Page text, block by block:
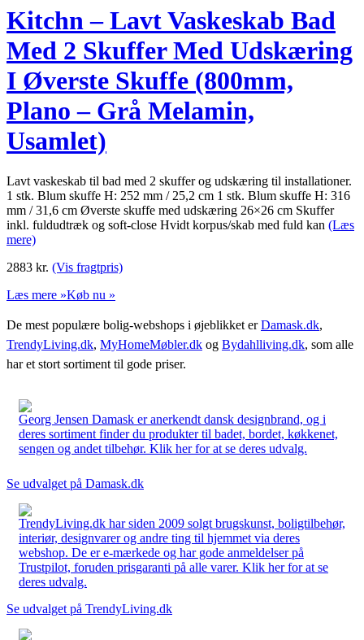
Kitchn – Lavt Vaskeskab Bad
Med 2 Skuffer Med Udskæring
I Øverste Skuffe (800mm,
Plano – Grå Melamin,
Usamlet)
Lavt vaskeskab til bad med 2 skuffer og udskæring til installationer.
1 stk. Blum skuffe H: 252 mm / 25,2 cm 1 stk. Blum skuffe H: 316
mm / 31,6 cm Øverste skuffe med udskæring 26×26 cm Skuffer
inkl. fuldudtræk og soft-close Hvidt korpus/skab med fuld kan (Læs
mere)
2883 kr. (Vis fragtpris)
Læs mere »Køb nu »
De mest populære bolig-webshops i øjeblikket erDamask.dk,
TrendyLiving.dk, MyHomeMøbler.dk og Bydahlliving.dk, som alle
har et stort sortiment til gode priser.
Georg Jensen Damask er anerkendt dansk designbrand, og i
deres sortiment finder du produkter til badet, bordet, køkkenet,
sengen og andet tilbehør. Klik her for at se deres udvalg.
Se udvalget på Damask.dk
TrendyLiving.dk har siden 2009 solgt brugskunst, boligtilbehør,
interiør, designvarer og andre ting til hjemmet via deres
webshop. De er e-mærkede og har gode anmeldelser på
Trustpilot, foruden prisgaranti på alle varer. Klik her for at se
deres udvalg.
Se udvalget på TrendyLiving.dk